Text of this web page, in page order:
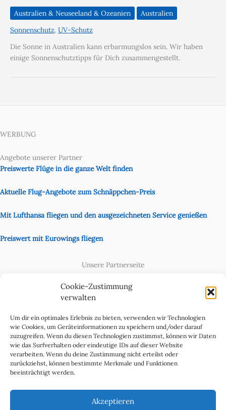
Cookie-Zustimmung
verwalten
Um dir ein optimales Erlebnis zu bieten, verwenden wir Technologien
wie Cookies, um Geräteinformationen zu speichern und/oder darauf
zuzugreifen. Wenn du diesen Technologien zustimmst, können wir Daten
wie das Surfverhalten oder eindeutige IDs auf dieser Website
verarbeiten. Wenn du deine Zustimmung nicht erteilst oder
zurückziehst, können bestimmte Merkmale und Funktionen
beeinträchtigt werden.
Akzeptieren
Australien & Neuseeland & Ozeanien
Australien
Sonnenschutz, UV-Schutz
Die Sonne in Australien kann erbarmungslos sein. Wir haben
einige Sonnenschutztipps für Dich zusammengestellt.
WERBUNG
Angebote unserer Partner
Preiswerte Flüge in die ganze Welt finden
Aktuelle Flug-Angebote zum Schnäppchen-Preis
Mit Lufthansa fliegen und den ausgezeichneten Service genießen
Preiswert mit Eurowings fliegen
Unsere Partnerseite
Cookie-Richtlinie (EU)
Datenschutzerklärung